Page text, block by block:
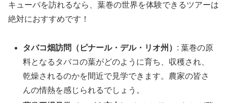
キューバを訪れるなら、葉巻の世界を体験できるツアーは
絶対におすすめです！
タバコ畑訪問（ピナール・デル・リオ州） : 葉巻の原
料となるタバコの葉がどのように育ち、収穫され、
乾燥されるのかを間近で見学できます。農家の皆さ
んの情熱を感じられるでしょう。